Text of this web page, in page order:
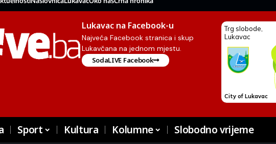
Lukavac na Facebook-u
Najveća Facebook stranica i skup
Lukavčana na jednom mjestu.
SodaLIVE Facebook
Sport Kultura Kolumne Slobodno vrijeme